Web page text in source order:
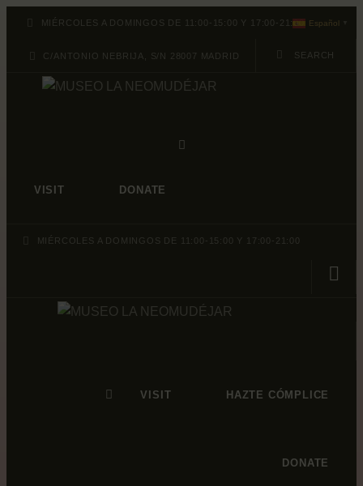
MIÉRCOLES A DOMINGOS DE 11:00-15:00 Y 17:00-21:00
C/ANTONIO NEBRIJA, S/N 28007 MADRID
VISIT DONATE
MIÉRCOLES A DOMINGOS DE 11:00-15:00 Y 17:00-21:00
VISIT HAZTE CÓMPLICE
DONATE
ABOUT
PROGRAMACION
Español